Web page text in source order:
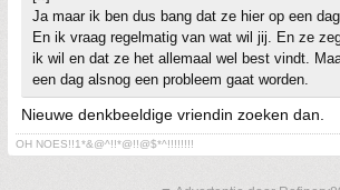
Ja maar ik ben dus bang dat ze hier op een
En ik vraag regelmatig van wat wil jij. En ze
ik wil en dat ze het allemaal wel best vindt.
een dag alsnog een probleem gaat worden.
Nieuwe denkbeeldige vriendin zoeken dan.
OH NOES!!1*&@^!!*@!!@$*^!!!!!!!!